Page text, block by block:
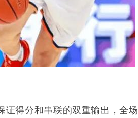
证得分和串联的双重输出，全场